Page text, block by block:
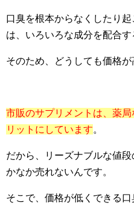
口臭を根本からなくしたり
は、いろいろな成分を配合す
そのため、どうしても価格が
市販のサプリメントは、薬
リットにしています。
だから、リーズナブルな値
かなか売れないんです。
そこで、価格が低くできる